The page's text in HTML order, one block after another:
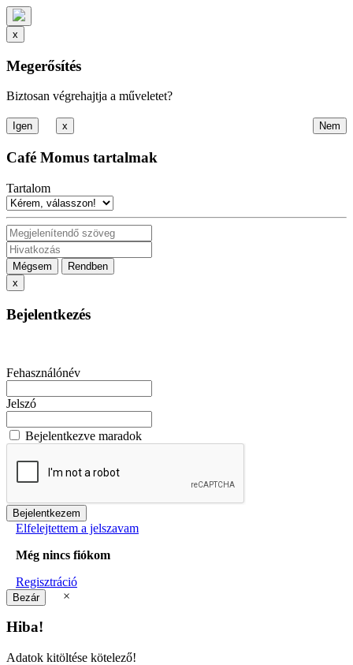
x
Megerősítés
Biztosan végrehajtja a műveletet?
x
Café Momus tartalmak
Tartalom
Mégsem
Rendben
x
Bejelentkezés
Fehasználónév
Jelszó
Bejelentkezve maradok
Elfelejtettem a jelszavam
Még nincs fiókom
Regisztráció
×
Hiba!
Adatok kitöltése kötelező!